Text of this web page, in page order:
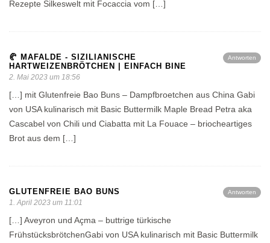
Rezepte Silkeswelt mit Focaccia vom […]
Antworten
🥐 MAFALDE - SIZILIANISCHE
HARTWEIZENBRÖTCHEN | EINFACH BINE
2. Mai 2023 um 18:56
[…] mit Glutenfreie Bao Buns – Dampfbroetchen aus China Gabi
von USA kulinarisch mit Basic Buttermilk Maple Bread Petra aka
Cascabel von Chili und Ciabatta mit La Fouace – briocheartiges
Brot aus dem […]
Antworten
GLUTENFREIE BAO BUNS
1. April 2023 um 11:01
[…] Aveyron und Açma – buttrige türkische
FrühstücksbrötchenGabi von USA kulinarisch mit Basic Buttermilk